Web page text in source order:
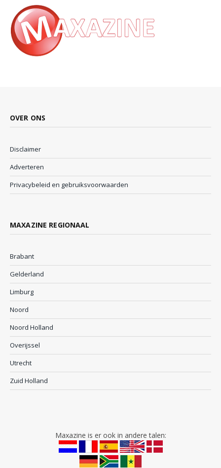
OVER ONS
Disclaimer
Adverteren
Privacybeleid en gebruiksvoorwaarden
MAXAZINE REGIONAAL
Brabant
Gelderland
Limburg
Noord
Noord Holland
Overijssel
Utrecht
Zuid Holland
Maxazine is er ook in andere talen: